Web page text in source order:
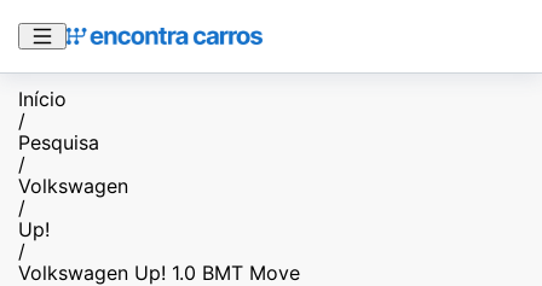
Início
/
Pesquisa
/
Volkswagen
/
Up!
/
Volkswagen Up! 1.0 BMT Move